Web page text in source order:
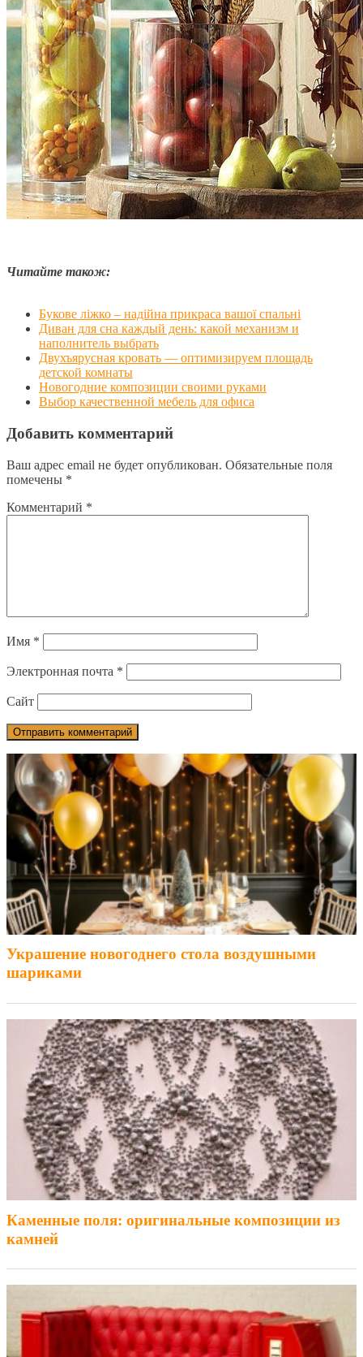
Читайте також:
Букове ліжко – надійна прикраса вашої спальні
Диван для сна каждый день: какой механизм и
наполнитель выбрать
Двухъярусная кровать — оптимизируем площадь
детской комнаты
Новогодние композиции своими руками
Выбор качественной мебель для офиса
Добавить комментарий
Ваш адрес email не будет опубликован. Обязательные поля
помечены *
Комментарий *
Имя *
Электронная почта *
Сайт
Украшение новогоднего стола воздушными
шариками
Каменные поля: оригинальные композиции из
камней